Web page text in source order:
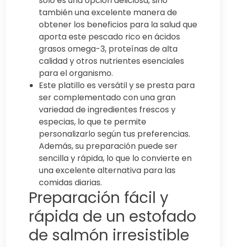
también una excelente manera de
obtener los beneficios para la salud que
aporta este pescado rico en ácidos
grasos omega-3, proteínas de alta
calidad y otros nutrientes esenciales
para el organismo.
Este platillo es versátil y se presta para
ser complementado con una gran
variedad de ingredientes frescos y
especias, lo que te permite
personalizarlo según tus preferencias.
Además, su preparación puede ser
sencilla y rápida, lo que lo convierte en
una excelente alternativa para las
comidas diarias.
Preparación fácil y
rápida de un estofado
de salmón irresistible